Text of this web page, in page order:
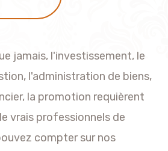
jamais, l'investissement, le
l'administration de biens,
la promotion requièrent
vrais professionnels de
compter sur nos